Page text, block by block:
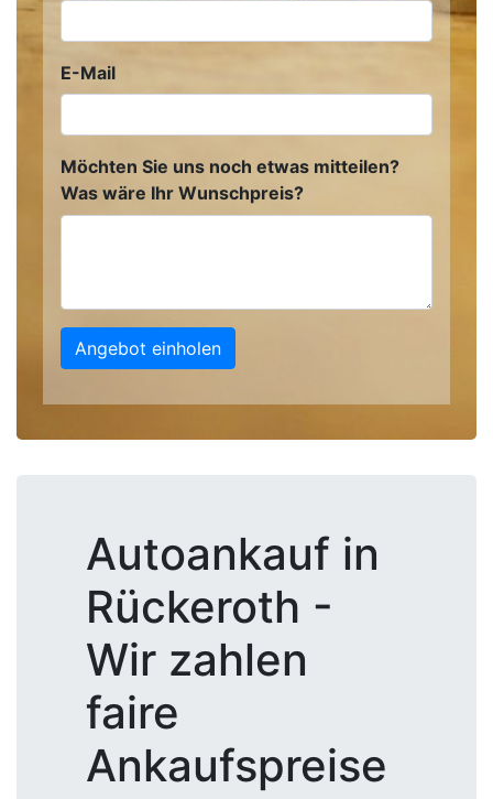
E-Mail
Möchten Sie uns noch etwas mitteilen?
Was wäre Ihr Wunschpreis?
Angebot einholen
Autoankauf in
Rückeroth -
Wir zahlen
faire
Ankaufspreise